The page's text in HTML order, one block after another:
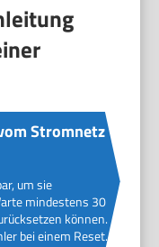
Stromnetz
um sie
mindestens 30
können.
bei einem Reset.